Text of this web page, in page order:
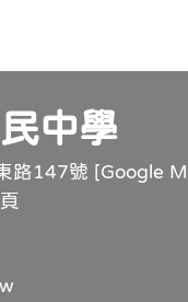
中學
路147號 [Google